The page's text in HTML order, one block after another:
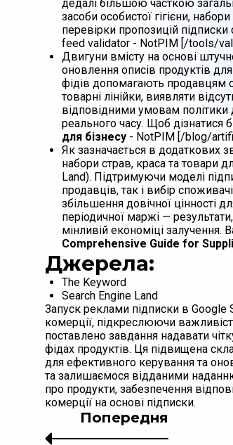
дедалі більшою часткою
засоби особистої гігієни,
перевірки пропозицій
feed validator - NotPIM [/tools/
Двигуни вмісту на основі
оновлення описів продуктів
фідів допомагають продавцям
товарні лінійки, виявляти
відповідними умовам
реального часу. Щоб
для бізнесу - NotPIM [/blog/
Як зазначається в додаткових
набори страв, краса та товари
Land). Підтримуючи моделі
продавців, так і вибір
збільшення довічної цінності
періодичної маржі —
мінливій економіці
Comprehensive Guide for
Джерела:
The Keyword
Search Engine Land
Запуск реклами підписки в
комерції, підкреслюючи
поставлено завдання надавати
фідах продуктів. Ця підвищена
для ефективного керування та
та залишаємося відданими
про продукти, забезпечення
комерції на основі підписки.
Попередня